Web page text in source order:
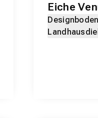
Eiche
Designboden